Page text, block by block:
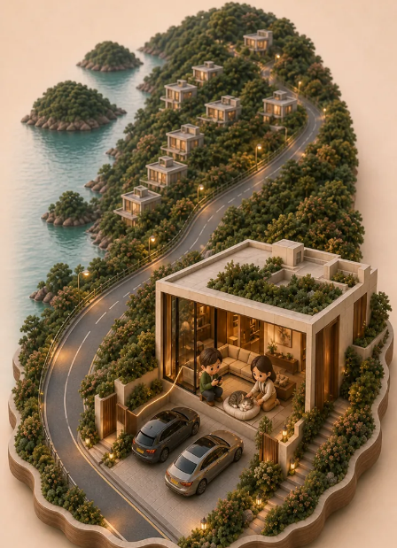
當最難的一刻來到，
我們陪您安靜走好第一步
專業接送，
讓最後一程得到溫柔照顧
顧問：由專屬顧問陪伴，
每一步都清楚安心
護理：以細心與尊重，
為寶貝完成最後護理
道別： 陪您親自見證，
完成最後的道別
紀念：把思念，
安放在專屬的位置